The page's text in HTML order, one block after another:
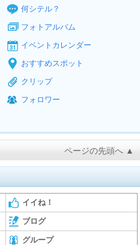
何シテル？
フォトアルバム
イベントカレンダー
おすすめスポット
クリップ
フォロワー
ページの先頭へ ▲
イイね！
ブログ
グループ